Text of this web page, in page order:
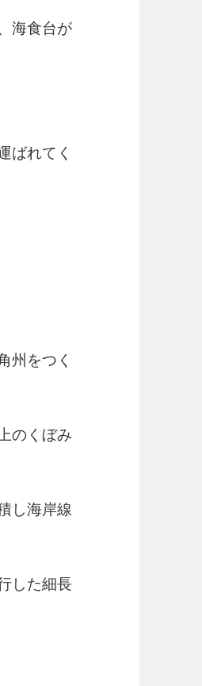
海食台が
ばれてく
州をつく
のくぼみ
し海岸線
した細長